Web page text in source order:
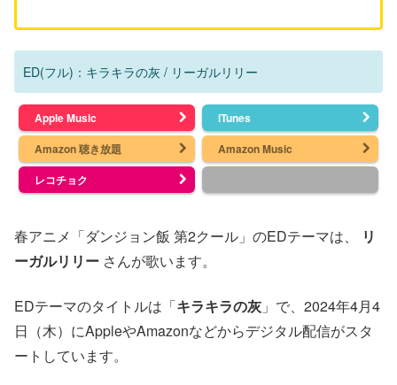
ED(フル)：キラキラの灰 / リーガルリリー
Apple Music
iTunes
Amazon 聴き放題
Amazon Music
レコチョク
春アニメ「ダンジョン飯 第2クール」のEDテーマは、
リ
ーガルリリー さんが歌います。
EDテーマのタイトルは「キラキラの灰 」で、2024年4月4
日（木）にAppleやAmazonなどからデジタル配信がスタ
ートしています。